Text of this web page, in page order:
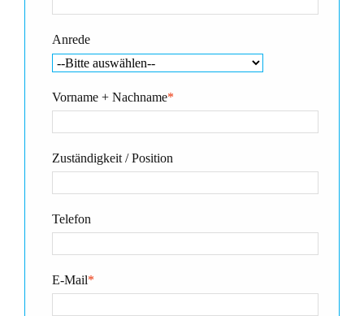
Anrede
*
Vorname + Nachname
Zuständigkeit / Position
Telefon
*
E-Mail